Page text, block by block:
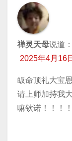
禅灵天母说道：
2025年4月16
皈命顶礼大宝
请上师加持我
嘛钦诺！！！！